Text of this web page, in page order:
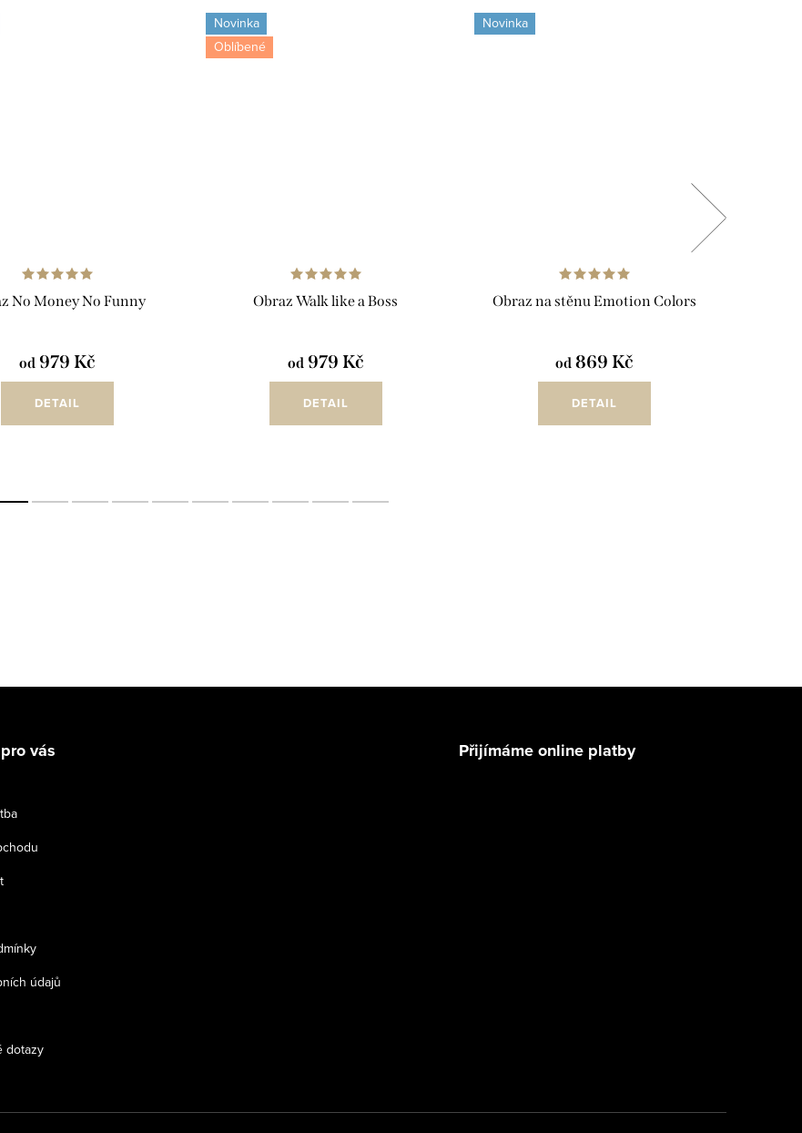
No Money No Funny
od979 Kč
DETAIL
Novinka
Oblíbené
Obraz Walk like a Boss
od979 Kč
DETAIL
Novinka
Obraz na stěnu Emotion Colors
od869 Kč
DETAIL
vás
údajů
dotazy
Přijímáme online platby